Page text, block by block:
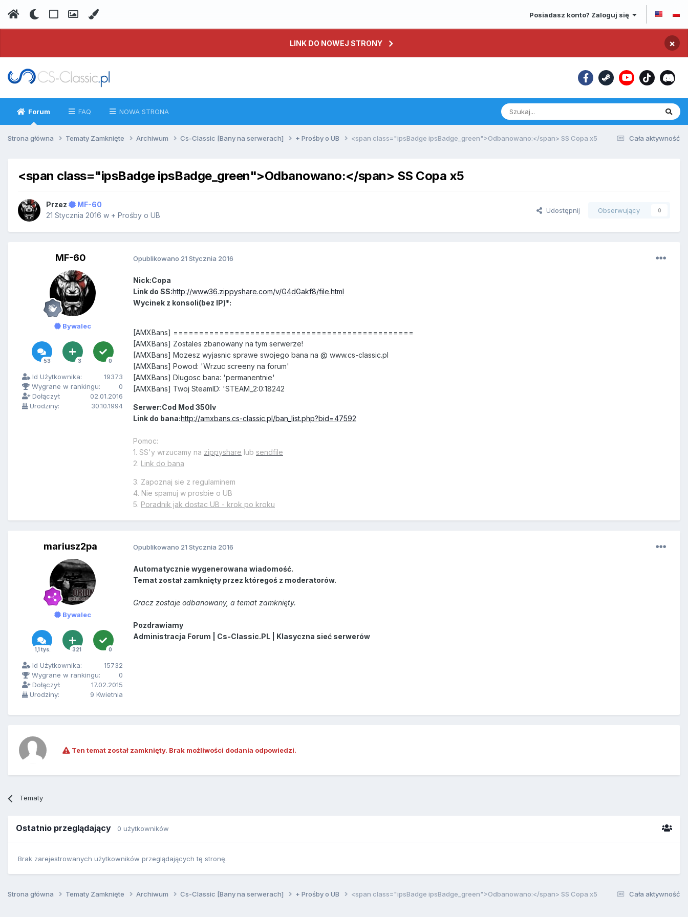
Posiadasz konto? Zaloguj się
LINK DO NOWEJ STRONY ×
Forum FAQ NOWA STRONA
Cała aktywność
Strona główna Tematy Zamknięte Archiwum Cs-Classic [Bany na serwerach] + Prośby o UB <span class="ipsBadge ipsBadge_green">Odbanowano:</span> SS Copa x5
<span class="ipsBadge ipsBadge_green">Odbanowano:</span> SS Copa x5
Przez
MF-60
21 Stycznia 2016 w + Prośby o UB
Udostępnij Obserwujący 0
MF-60
Bywalec
53 3 0
Id Użytkownika:
19373
Wygrane w rankingu:
0
Dołączył:
02.01.2016
Urodziny:
30.10.1994
Opublikowano 21 Stycznia 2016
Nick:Copa
Link do SS:http://www36.zippyshare.com/v/G4dGakf8/file.html
Wycinek z konsoli(bez IP)*:
[AMXBans] ===============================================
[AMXBans] Zostales zbanowany na tym serwerze!
[AMXBans] Mozesz wyjasnic sprawe swojego bana na @ www.cs-classic.pl
[AMXBans] Powod: 'Wrzuc screeny na forum'
[AMXBans] Dlugosc bana: 'permanentnie'
[AMXBans] Twoj SteamID: 'STEAM_2:0:18242
Serwer:Cod Mod 350lv
Link do bana:http://amxbans.cs-classic.pl/ban_list.php?bid=47592
Pomoc:
1. SS'y wrzucamy na zippyshare lub sendfile
2. Link do bana
3. Zapoznaj sie z regulaminem
4. Nie spamuj w prosbie o UB
5. Poradnik jak dostac UB - krok po kroku
mariusz2pa
Bywalec
1,1 tys. 321 0
Id Użytkownika:
15732
Wygrane w rankingu:
0
Dołączył:
17.02.2015
Urodziny:
9 Kwietnia
Opublikowano 21 Stycznia 2016
Automatycznie wygenerowana wiadomość.
Temat został zamknięty przez któregoś z moderatorów.
Gracz zostaje odbanowany, a temat zamknięty.
Pozdrawiamy
Administracja Forum | Cs-Classic.PL | Klasyczna sieć serwerów
Ten temat został zamknięty. Brak możliwości dodania odpowiedzi.
Tematy
Ostatnio przeglądający 0 użytkowników
Brak zarejestrowanych użytkowników przeglądających tę stronę.
Cała aktywność
Strona główna Tematy Zamknięte Archiwum Cs-Classic [Bany na serwerach] + Prośby o UB <span class="ipsBadge ipsBadge_green">Odbanowano:</span> SS Copa x5